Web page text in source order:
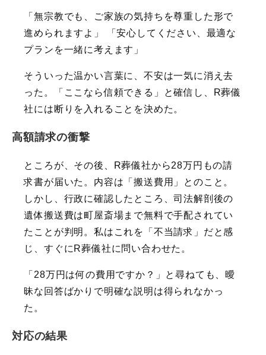
「無宗教でも、ご家族の気持ちを尊重した形で
進められますよ」 「安心してください、最適な
プランを一緒に考えます」
そういった温かい言葉に、不安は一気に消え去
った。「ここなら信頼できる」と確信し、R葬儀
社には断りを入れることを決めた。
高額請求の衝撃
ところが、その後、R葬儀社から28万円もの請
求書が届いた。内容は「搬送費用」とのこと。
しかし、行政に確認したところ、司法解剖後の
遺体搬送費は町屋斎場まで無料で手配されてい
たことが判明。私はこれを「不当請求」だと感
じ、すぐにR葬儀社に問い合わせた。
「28万円は何の費用ですか？」と尋ねても、曖
昧な回答ばかりで明確な説明は得られなかっ
た。
対応の結果